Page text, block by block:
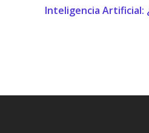
Inteligencia Artificial: